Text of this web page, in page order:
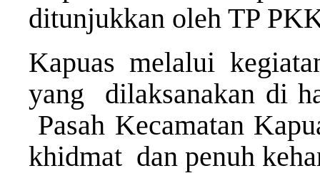
ditunjukkan oleh TP
Kapuas melalui
yang dilaksanakan di
Pasah Kecamatan
khidmat dan penuh